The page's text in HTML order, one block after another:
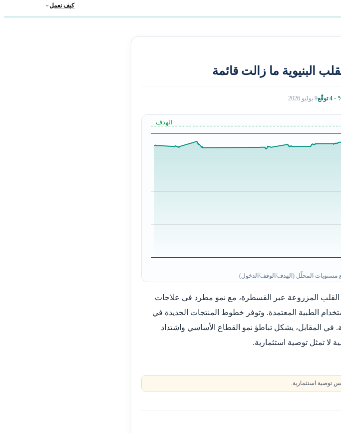
كيف نعمل
البنيوية ما زالت قائمة
9 يوليو 2026
الهدف
المحلّل (الهدف/الوقف/الدخول)
المزروعة عبر القسطرة، مع نمو مطرد في علاجات
الطبية المعتمدة. وتوفر خطوط المنتجات الجديدة في
المقابل، يشكل تباطؤ نمو القطاع الأساسي واشتداد
لا تمثل توصية استثمارية.
توصية استثمارية.